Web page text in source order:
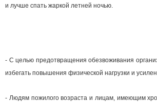
и лучше спать жаркой летней ночью.
- С целью предотвращения обезвоживания
избегать повышения физической нагрузки и
- Людям пожилого возраста и лицам, имеющим